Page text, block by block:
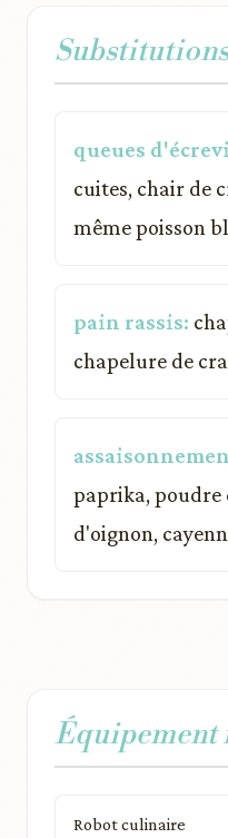
queues
cuites, chair de
même poisson
pain rassis:
chapelure de
paprika, poudre
d'oignon,
Équipement
Robot culinaire